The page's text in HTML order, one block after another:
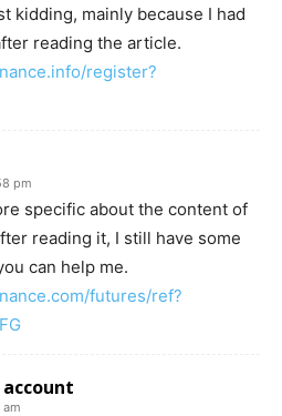
kidding, mainly because I had
reading the article.
register?
pm
specific about the content of
reading it, I still have some
can help me.
futures/ref?